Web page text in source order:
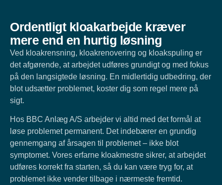
Ordentligt kloakarbejde kræver
mere end en hurtig løsning
Ved kloakrensning, kloakrenovering og kloakspuling er
det afgørende, at arbejdet udføres grundigt og med fokus
på den langsigtede løsning. En midlertidig udbedring, der
blot udsætter problemet, koster dig som regel mere på
sigt.
Hos BBC Anlæg A/S arbejder vi altid med det formål at
løse problemet permanent. Det indebærer en grundig
gennemgang af årsagen til problemet – ikke blot
symptomet. Vores erfarne kloakmestre sikrer, at arbejdet
udføres korrekt fra starten, så du kan være tryg for, at
problemet ikke vender tilbage i nærmeste fremtid.